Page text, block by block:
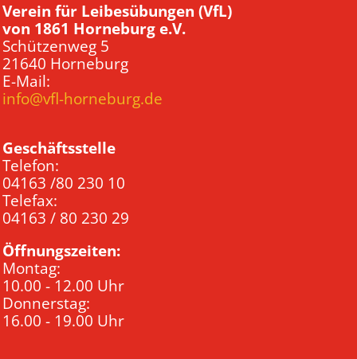
Verein für Leibesübungen (VfL)
von 1861 Horneburg e.V.
Schützenweg 5
21640 Horneburg
E-Mail:
info@vfl-horneburg.de
Geschäftsstelle
Telefon:
04163 /80 230 10
Telefax:
04163 / 80 230 29
Öffnungszeiten:
Montag:
10.00 - 12.00 Uhr
Donnerstag:
16.00 - 19.00 Uhr